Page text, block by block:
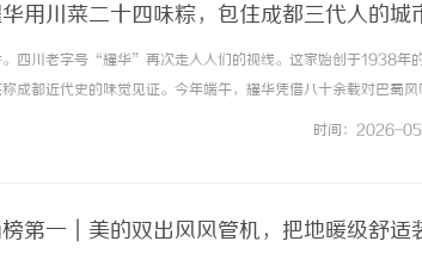
用川菜二十四味粽，包住成都三代人的城
。四川老字号“耀华”再次走入人们的视线。这家始创于1938年
成都近代史的味觉见证。今年端午，耀华凭借八十余载对巴蜀
午粽子制作，让老味道有了新表达。酸辣牛肉笋香粽（左）家
时间：2026-
第一｜美的双出风风管机，把地暖级舒适